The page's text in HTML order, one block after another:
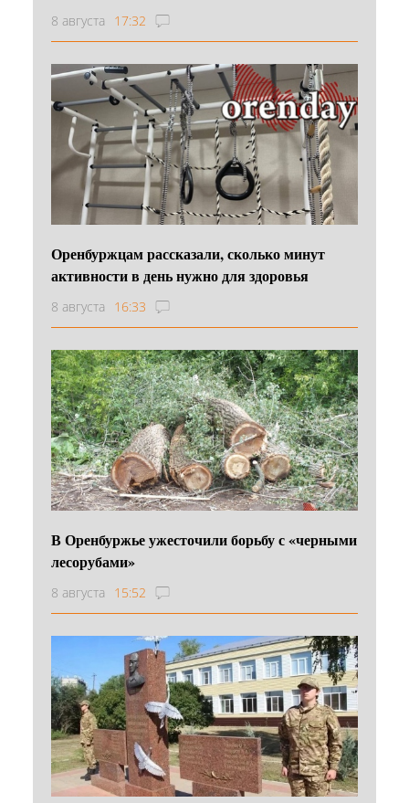
8 августа 17:32
Оренбуржцам рассказали, сколько минут
активности в день нужно для здоровья
8 августа 16:33
В Оренбуржье ужесточили борьбу с «черными
лесорубами»
8 августа 15:52